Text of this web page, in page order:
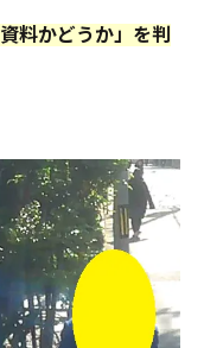
料かどうか」を判